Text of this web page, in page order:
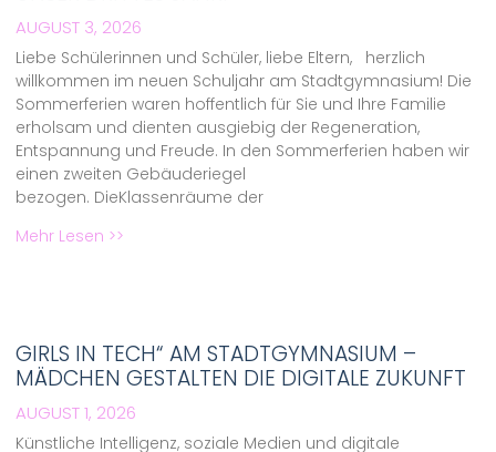
AUGUST 3, 2026
Liebe Schülerinnen und Schüler, liebe Eltern, herzlich
willkommen im neuen Schuljahr am Stadtgymnasium! Die
Sommerferien waren hoffentlich für Sie und Ihre Familie
erholsam und dienten ausgiebig der Regeneration,
Entspannung und Freude. In den Sommerferien haben wir
einen zweiten Gebäuderiegel
bezogen. DieKlassenräume der
Mehr Lesen >>
GIRLS IN TECH“ AM STADTGYMNASIUM –
MÄDCHEN GESTALTEN DIE DIGITALE ZUKUNFT
AUGUST 1, 2026
Künstliche Intelligenz, soziale Medien und digitale